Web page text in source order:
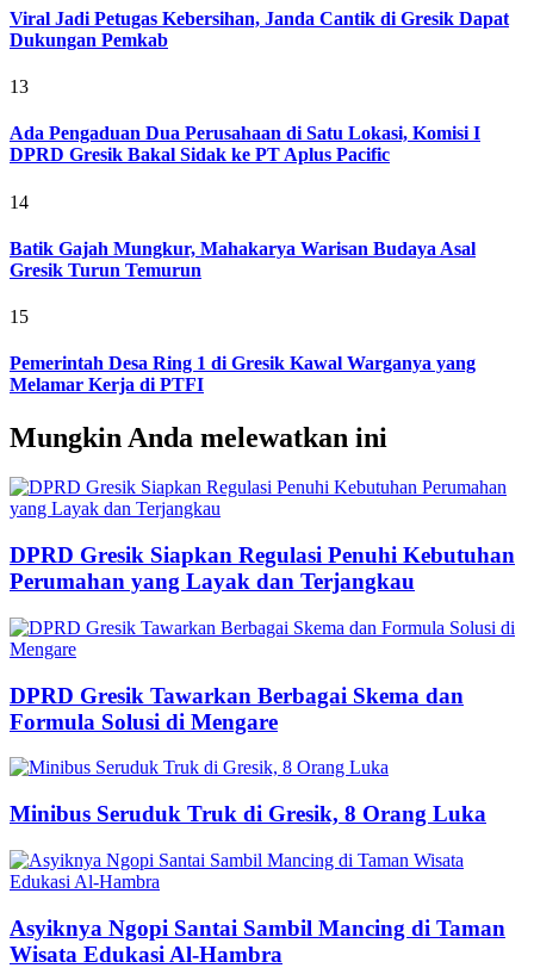
Viral Jadi Petugas Kebersihan, Janda Cantik di Gresik Dapat
Dukungan Pemkab
13
Ada Pengaduan Dua Perusahaan di Satu Lokasi, Komisi I
DPRD Gresik Bakal Sidak ke PT Aplus Pacific
14
Batik Gajah Mungkur, Mahakarya Warisan Budaya Asal
Gresik Turun Temurun
15
Pemerintah Desa Ring 1 di Gresik Kawal Warganya yang
Melamar Kerja di PTFI
Mungkin Anda melewatkan ini
DPRD Gresik Siapkan Regulasi Penuhi Kebutuhan
Perumahan yang Layak dan Terjangkau
DPRD Gresik Tawarkan Berbagai Skema dan
Formula Solusi di Mengare
Minibus Seruduk Truk di Gresik, 8 Orang Luka
Asyiknya Ngopi Santai Sambil Mancing di Taman
Wisata Edukasi Al-Hambra